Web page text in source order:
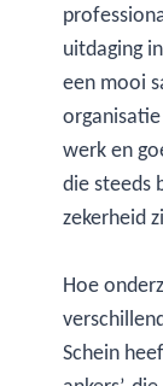
uitdaging
een mooi
werk en
die steeds
zekerheid
Hoe
Schein